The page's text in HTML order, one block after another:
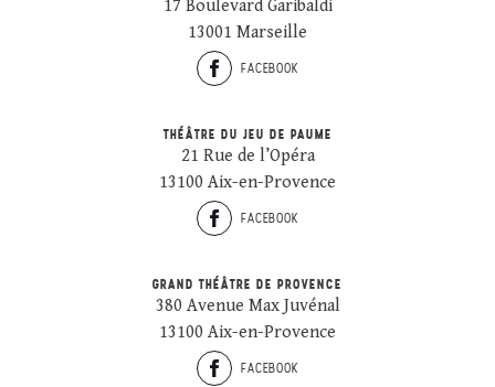
17 Boulevard Garibaldi
13001 Marseille
FACEBOOK
THÉÂTRE DU JEU DE PAUME
21 Rue de l’Opéra
13100 Aix-en-Provence
FACEBOOK
GRAND THÉÂTRE DE PROVENCE
380 Avenue Max Juvénal
13100 Aix-en-Provence
FACEBOOK